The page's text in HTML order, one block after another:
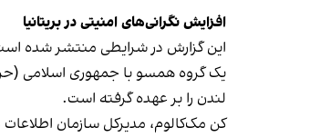
افزایش نگرانی‌های امنیتی در بریتانیا
این گزارش در شرایطی منتشر شده است
یک گروه همسو با جمهوری اسلامی
لندن را بر عهده گرفته است.
کن مک‌کالوم، مدیرکل سازمان اطلاعات داخلی